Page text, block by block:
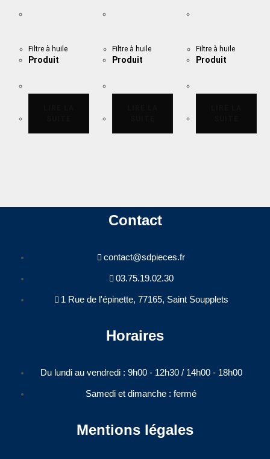
Filtre à huile
Produit
Filtre à huile
Produit
Filtre à huile
Produit
Contact
contact@sdpieces.fr
03.75.19.02.30
1 Rue de l'épinette, 77165, Saint Soupplets
Horaires
Du lundi au vendredi : 9h00 - 12h30 / 14h00 - 18h00​
Samedi et dimanche : fermé
Mentions légales